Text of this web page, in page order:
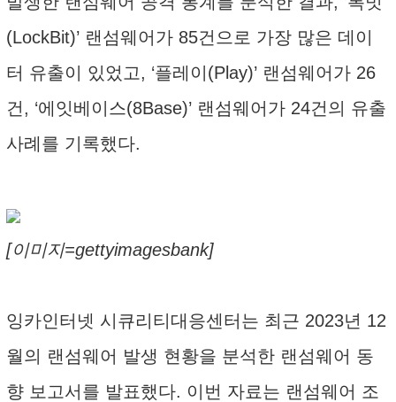
(LockBit)’ 랜섬웨어가 85건으로 가장 많은 데이
터 유출이 있었고, ‘플레이(Play)’ 랜섬웨어가 26
건, ‘에잇베이스(8Base)’ 랜섬웨어가 24건의 유출
사례를 기록했다.
[이미지=gettyimagesbank]
잉카인터넷 시큐리티대응센터는 최근 2023년 12
월의 랜섬웨어 발생 현황을 분석한 랜섬웨어 동
향 보고서를 발표했다. 이번 자료는 랜섬웨어 조